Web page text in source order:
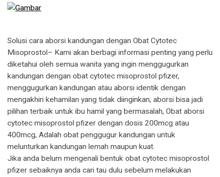
Solusi cara aborsi kandungan dengan Obat Cytotec
Misoprostol– Kami akan berbagi informasi penting yang perlu
diketahui oleh semua wanita yang ingin menggugurkan
kandungan dengan obat cytotec misoprostol pfizer,
menggugurkan kandungan atau aborsi identik dengan
mengakhiri kehamilan yang tidak diinginkan, aborsi bisa jadi
pilihan terbaik untuk ibu hamil yang bermasalah, Obat aborsi
cytotec misoprostol pfizer dengan dosis 200mcg atau
400mcg, Adalah obat penggugur kandungan untuk
melunturkan kandungan lemah maupun kuat.
​Jika anda belum mengenali bentuk obat cytotec misoprostol
pfizer sebaiknya anda cari tau dulu sebelum melakukan